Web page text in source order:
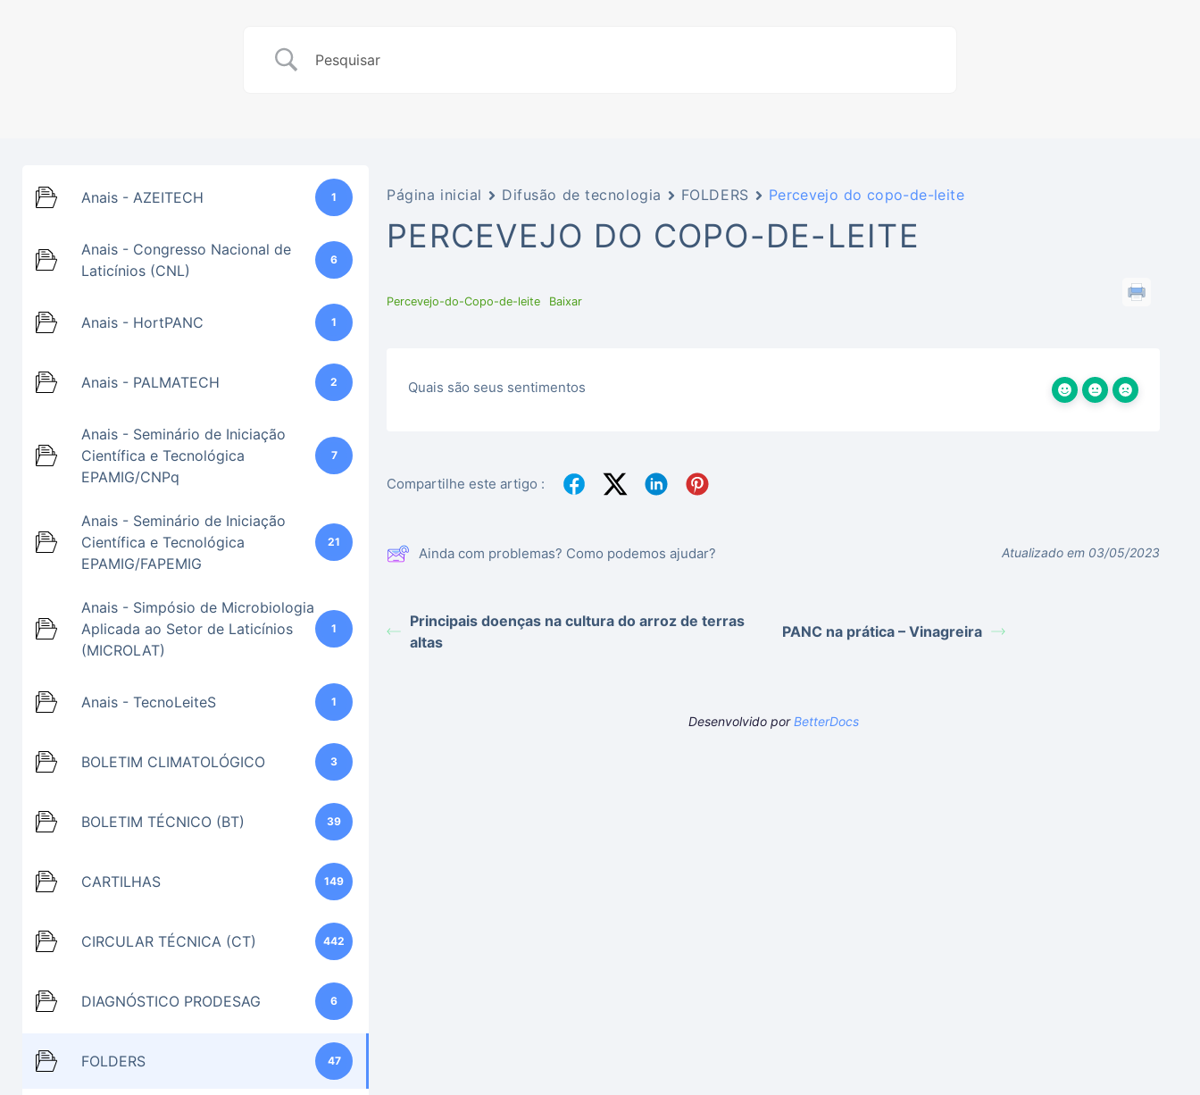
Anais - AZEITECH 1
Anais - Congresso Nacional de
Laticínios (CNL)
6
Anais - HortPANC 1
Anais - PALMATECH 2
Anais - Seminário de Iniciação
Científica e Tecnológica
EPAMIG/CNPq
7
Anais - Seminário de Iniciação
Científica e Tecnológica
EPAMIG/FAPEMIG
21
Anais - Simpósio de Microbiologia
Aplicada ao Setor de Laticínios
(MICROLAT)
1
Anais - TecnoLeiteS 1
BOLETIM CLIMATOLÓGICO 3
BOLETIM TÉCNICO (BT) 39
CARTILHAS 149
CIRCULAR TÉCNICA (CT) 442
DIAGNÓSTICO PRODESAG 6
FOLDERS 47
Página inicial Difusão de tecnologia FOLDERS Percevejo do copo-de-leite
PERCEVEJO DO COPO-DE-LEITE
Percevejo-do-Copo-de-leite Baixar
Quais são seus sentimentos
Compartilhe este artigo :
Ainda com problemas? Como podemos ajudar? Atualizado em 03/05/2023
Principais doenças na cultura do arroz de terras
altas
PANC na prática – Vinagreira
Desenvolvido porBetterDocs